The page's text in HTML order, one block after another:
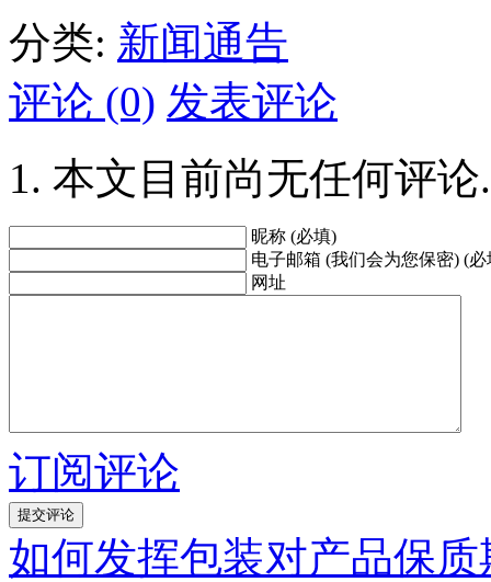
分类: 新闻通告
评论 (0) 发表评论
本文目前尚无任何评论.
昵称 (必填)
电子邮箱 (我们会为您保密) (必
网址
订阅评论
如何发挥包装对产品保